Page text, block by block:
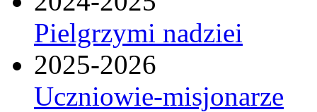
Pielgrzymi nadziei
2025-2026
Uczniowie-misjonarze